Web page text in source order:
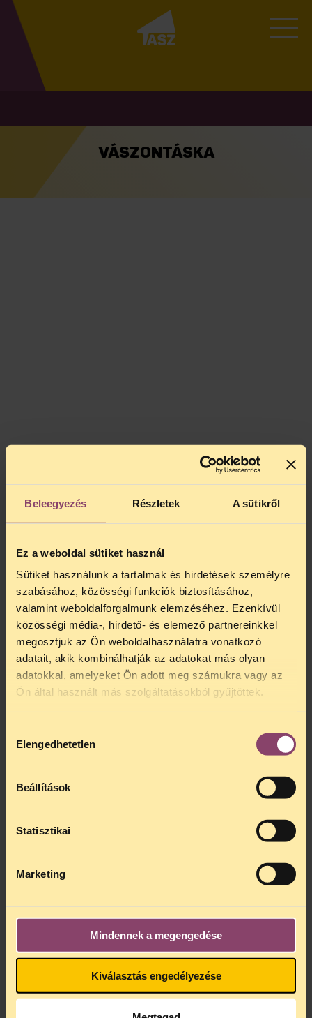
Beleegyezés Részletek A sütikről
Ez a weboldal sütiket használ
Sütiket használunk a tartalmak és hirdetések személyre
szabásához, közösségi funkciók biztosításához,
valamint weboldalforgalmunk elemzéséhez. Ezenkívül
közösségi média-, hirdető- és elemező partnereinkkel
megosztjuk az Ön weboldalhasználatra vonatkozó
adatait, akik kombinálhatják az adatokat más olyan
adatokkal, amelyeket Ön adott meg számukra vagy az
Ön által használt más szolgáltatásokból gyűjtöttek.
kiválasztása
Elengedhetetlen
Beállítások
Statisztikai
Marketing
Mindennek a megengedése
Kiválasztás engedélyezése
VÁSZONTÁSKA